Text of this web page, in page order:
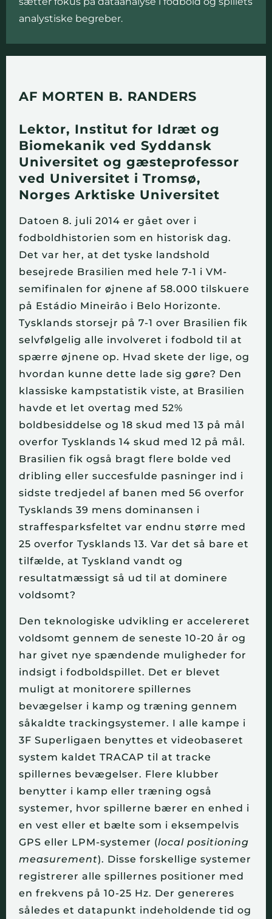
analystiske begreber.
AF MORTEN B. RANDERS
Lektor, Institut for Idræt og
Biomekanik ved Syddansk
Universitet og gæsteprofessor
ved Universitet i Tromsø,
Norges Arktiske Universitet
Datoen 8. juli 2014 er gået over i
fodboldhistorien som en historisk dag.
Det var her, at det tyske landshold
besejrede Brasilien med hele 7-1 i VM-
semifinalen for øjnene af 58.000 tilskuere
på Estádio Mineirâo i Belo Horizonte.
Tysklands storsejr på 7-1 over Brasilien fik
selvfølgelig alle involveret i fodbold til at
spærre øjnene op. Hvad skete der lige, og
hvordan kunne dette lade sig gøre? Den
klassiske kampstatistik viste, at Brasilien
havde et let overtag med 52%
boldbesiddelse og 18 skud med 13 på mål
overfor Tysklands 14 skud med 12 på mål.
Brasilien fik også bragt flere bolde ved
dribling eller succesfulde pasninger ind i
sidste tredjedel af banen med 56 overfor
Tysklands 39 mens dominansen i
straffesparksfeltet var endnu større med
25 overfor Tysklands 13. Var det så bare et
tilfælde, at Tyskland vandt og
resultatmæssigt så ud til at dominere
voldsomt?
Den teknologiske udvikling er accelereret
voldsomt gennem de seneste 10-20 år og
har givet nye spændende muligheder for
indsigt i fodboldspillet. Det er blevet
muligt at monitorere spillernes
bevægelser i kamp og træning gennem
såkaldte trackingsystemer. I alle kampe i
3F Superligaen benyttes et videobaseret
system kaldet TRACAP til at tracke
spillernes bevægelser. Flere klubber
benytter i kamp eller træning også
systemer, hvor spillerne bærer en enhed i
en vest eller et bælte som i eksempelvis
GPS eller LPM-systemer (local positioning
measurement). Disse forskellige systemer
registrerer alle spillernes positioner med
en frekvens på 10-25 Hz. Der genereres
således et datapunkt indeholdende tid og